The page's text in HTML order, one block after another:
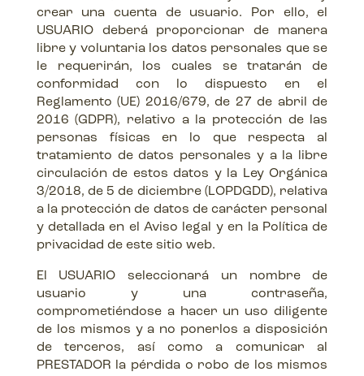
crear una cuenta de usuario. Por ello, el
USUARIO deberá proporcionar de manera
libre y voluntaria los datos personales que se
le requerirán, los cuales se tratarán de
conformidad con lo dispuesto en el
Reglamento (UE) 2016/679, de 27 de abril de
2016 (GDPR), relativo a la protección de las
personas físicas en lo que respecta al
tratamiento de datos personales y a la libre
circulación de estos datos y la Ley Orgánica
3/2018, de 5 de diciembre (LOPDGDD), relativa
a la protección de datos de carácter personal
y detallada en el Aviso legal y en la Política de
privacidad de este sitio web.
El USUARIO seleccionará un nombre de
usuario y una contraseña,
comprometiéndose a hacer un uso diligente
de los mismos y a no ponerlos a disposición
de terceros, así como a comunicar al
PRESTADOR la pérdida o robo de los mismos